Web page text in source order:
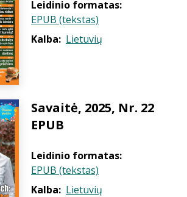
Leidinio formatas:
EPUB (tekstas)
Kalba: Lietuvių
Savaitė, 2025, Nr. 22
EPUB
Leidinio formatas:
EPUB (tekstas)
Kalba: Lietuvių